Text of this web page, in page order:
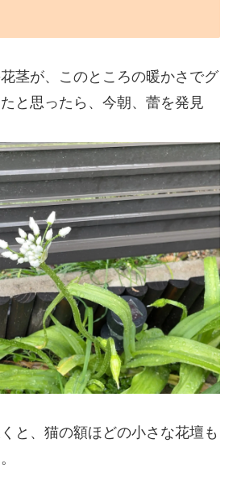
茎が、このところの暖かさでグ
と思ったら、今朝、蕾を発見
と、猫の額ほどの小さな花壇も